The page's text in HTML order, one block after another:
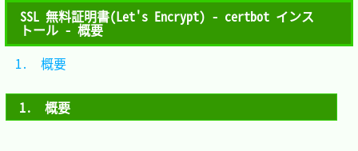
SSL 無料証明書(Let's Encrypt) - certbot インス
トール - 概要
1.　概要